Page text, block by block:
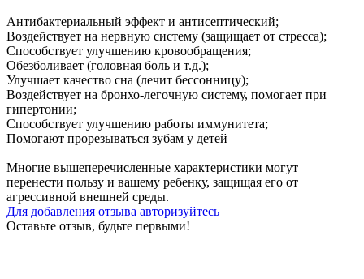
Антибактериальный эффект и антисептический;
Воздействует на нервную систему (защищает от стресса);
Способствует улучшению кровообращения;
Обезболивает (головная боль и т.д.);
Улучшает качество сна (лечит бессонницу);
Воздействует на бронхо-легочную систему, помогает при
гипертонии;
Способствует улучшению работы иммунитета;
Помогают прорезываться зубам у детей
Многие вышеперечисленные характеристики могут
перенести пользу и вашему ребенку, защищая его от
агрессивной внешней среды.
Для добавления отзыва авторизуйтесь
Оставьте отзыв, будьте первыми!